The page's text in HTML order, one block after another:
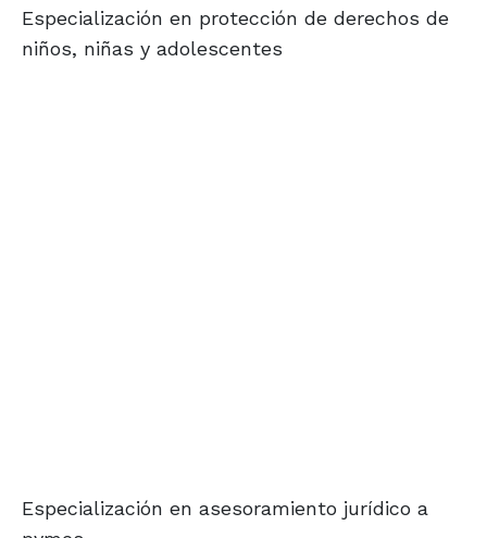
Especialización en protección de derechos de
niños, niñas y adolescentes
Especialización en asesoramiento jurídico a